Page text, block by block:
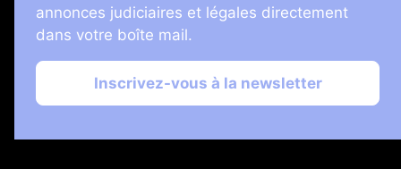
annonces judiciaires et légales directement
dans votre boîte mail.
Inscrivez-vous à la newsletter